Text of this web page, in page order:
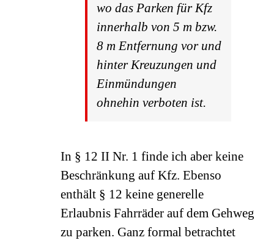
wo das Parken für Kfz
innerhalb von 5 m bzw.
8 m Entfernung vor und
hinter Kreuzungen und
Einmündungen
ohnehin verboten ist.
In § 12 II Nr. 1 finde ich aber keine
Beschränkung auf Kfz. Ebenso
enthält § 12 keine generelle
Erlaubnis Fahrräder auf dem Gehweg
zu parken. Ganz formal betrachtet